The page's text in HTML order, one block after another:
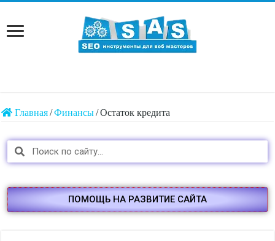
Главная/Финансы/Остаток кредита
ПОМОЩЬ НА РАЗВИТИЕ САЙТА